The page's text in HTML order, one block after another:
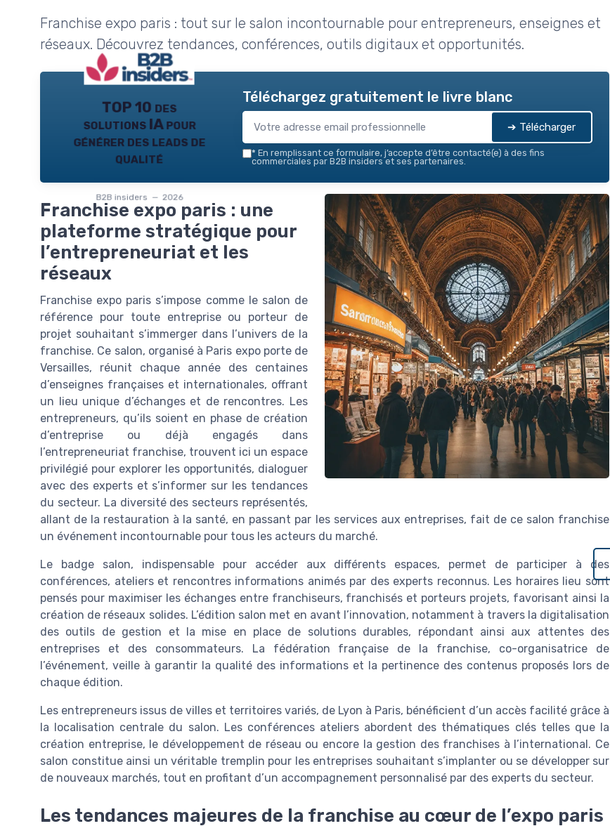
Franchise expo paris : tout sur le salon incontournable pour entrepreneurs, enseignes et
réseaux. Découvrez tendances, conférences, outils digitaux et opportunités.
TOP 10 des
solutions IA pour
générer des leads de
qualité
B2B insiders — 2026
Téléchargez gratuitement le livre blanc
➔ Télécharger
* En remplissant ce formulaire, j’accepte d’être contacté(e) à des fins
commerciales par B2B insiders et ses partenaires.
Franchise expo paris : une
plateforme stratégique pour
l’entrepreneuriat et les
réseaux
Franchise expo paris s’impose comme le salon de
référence pour toute entreprise ou porteur de
projet souhaitant s’immerger dans l’univers de la
franchise. Ce salon, organisé à Paris expo porte de
Versailles, réunit chaque année des centaines
d’enseignes françaises et internationales, offrant
un lieu unique d’échanges et de rencontres. Les
entrepreneurs, qu’ils soient en phase de création
d’entreprise ou déjà engagés dans
l’entrepreneuriat franchise, trouvent ici un espace
privilégié pour explorer les opportunités, dialoguer
avec des experts et s’informer sur les tendances
du secteur. La diversité des secteurs représentés,
allant de la restauration à la santé, en passant par les services aux entreprises, fait de ce salon franchise
un événement incontournable pour tous les acteurs du marché.
Le badge salon, indispensable pour accéder aux différents espaces, permet de participer à des
conférences, ateliers et rencontres informations animés par des experts reconnus. Les horaires lieu sont
pensés pour maximiser les échanges entre franchiseurs, franchisés et porteurs projets, favorisant ainsi la
création de réseaux solides. L’édition salon met en avant l’innovation, notamment à travers la digitalisation
des outils de gestion et la mise en place de solutions durables, répondant ainsi aux attentes des
entreprises et des consommateurs. La fédération française de la franchise, co-organisatrice de
l’événement, veille à garantir la qualité des informations et la pertinence des contenus proposés lors de
chaque édition.
Les entrepreneurs issus de villes et territoires variés, de Lyon à Paris, bénéficient d’un accès facilité grâce à
la localisation centrale du salon. Les conférences ateliers abordent des thématiques clés telles que la
création entreprise, le développement de réseau ou encore la gestion des franchises à l’international. Ce
salon constitue ainsi un véritable tremplin pour les entreprises souhaitant s’implanter ou se développer sur
de nouveaux marchés, tout en profitant d’un accompagnement personnalisé par des experts du secteur.
Les tendances majeures de la franchise au cœur de l’expo paris